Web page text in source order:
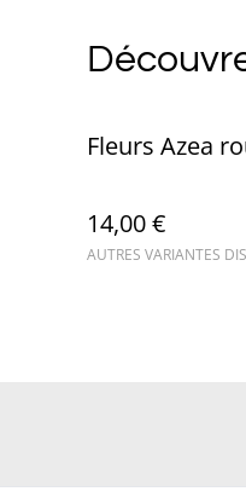
Fleurs Azea
14,00 €
AUTRES VARIANTES